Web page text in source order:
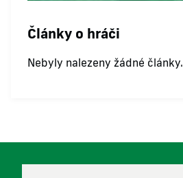
Články o hráči
Nebyly nalezeny žádné články.